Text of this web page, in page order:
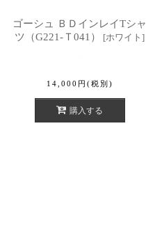
ゴーシュ ＢＤインレイTシャ
ツ（G221-Ｔ041）
[ホワイト ]
14,000 円 (税別)
購入する